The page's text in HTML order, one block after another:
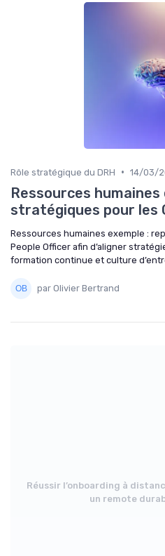
Rôle stratégique du DRH • 14/03/
Ressources
stratégiques pour les
Ressources humaines exemple :
People Officer afin d’aligner
formation continue et culture
par Olivier Bertrand
Réussir l’onboarding à
un remote